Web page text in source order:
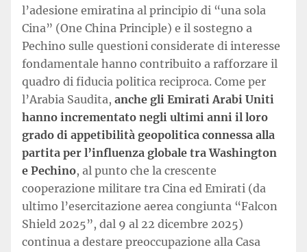
l’adesione emiratina al principio di “una sola
Cina” (One China Principle) e il sostegno a
Pechino sulle questioni considerate di interesse
fondamentale hanno contribuito a rafforzare il
quadro di fiducia politica reciproca. Come per
l’Arabia Saudita, anche gli Emirati Arabi Uniti
hanno incrementato negli ultimi anni il loro
grado di appetibilità geopolitica connessa alla
partita per l’influenza globale tra Washington
e Pechino, al punto che la crescente
cooperazione militare tra Cina ed Emirati (da
ultimo l’esercitazione aerea congiunta “Falcon
Shield 2025”, dal 9 al 22 dicembre 2025)
continua a destare preoccupazione alla Casa